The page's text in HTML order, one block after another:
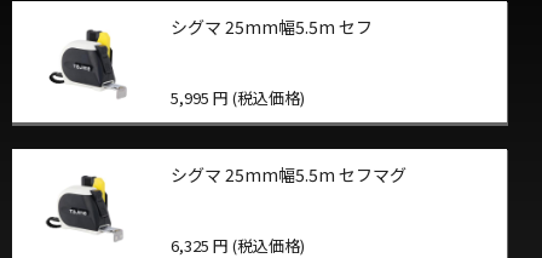
シグマ 25mm幅5.5m セフ
5,995 円 (税込価格)
シグマ 25mm幅5.5m セフマグ
6,325 円 (税込価格)